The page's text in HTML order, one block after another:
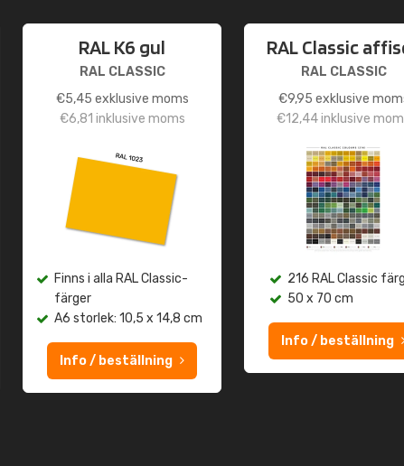
RAL K6 gul
RAL CLASSIC
€5,45 exklusive moms
€6,81 inklusive moms
Finns i alla RAL Classic-
färger
A6 storlek: 10,5 x 14,8 cm
Info / beställning
RAL Classic
RAL CLASSIC
€9,95 exklusive
€12,44inklusive
216 RAL Classic
50 x 70 cm
Info / beställning